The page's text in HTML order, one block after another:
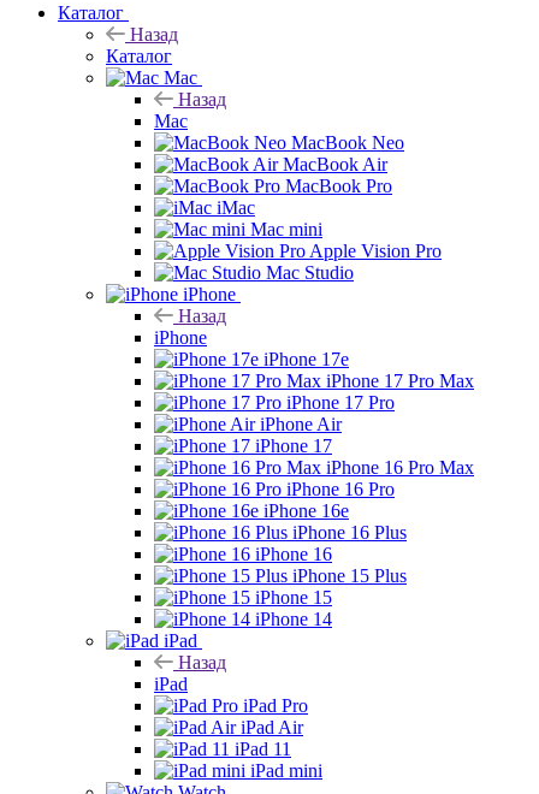
Каталог
Назад
Каталог
Mac
Назад
Mac
MacBook Neo
MacBook Air
MacBook Pro
iMac
Mac mini
Apple Vision Pro
Mac Studio
iPhone
Назад
iPhone
iPhone 17e
iPhone 17 Pro Max
iPhone 17 Pro
iPhone Air
iPhone 17
iPhone 16 Pro Max
iPhone 16 Pro
iPhone 16e
iPhone 16 Plus
iPhone 16
iPhone 15 Plus
iPhone 15
iPhone 14
iPad
Назад
iPad
iPad Pro
iPad Air
iPad 11
iPad mini